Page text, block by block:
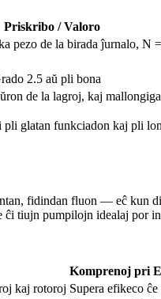
Priskribo / Valoro
pezo de la birada ĵurnalo, N
2.5 aŭ pli bona
de la lagroj, kaj
glatan funkciadon kaj pli
fidindan fluon — eĉ kun
tiujn pumpilojn idealaj por
Komprenoj pri
kaj rotoroj Supera efikeco